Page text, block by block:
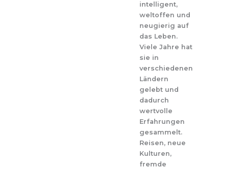
intelligent,
weltoffen und
neugierig auf
das Leben.
Viele Jahre hat
sie in
verschiedenen
Ländern
gelebt und
dadurch
wertvolle
Erfahrungen
gesammelt.
Reisen, neue
Kulturen,
fremde